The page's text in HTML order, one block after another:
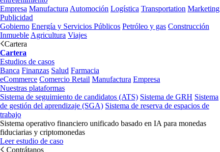
Empresa Manufactura Automoción Logística Transportation Marketing
Publicidad
Gobierno Energía y Servicios Públicos Petróleo y gas Construcción
Inmueble Agricultura Viajes
Cartera
Cartera
Estudios de casos
Banca Finanzas Salud Farmacia
eCommerce Comercio Retail Manufactura Empresa
Nuestras plataformas
Sistema de seguimiento de candidatos (ATS) Sistema de GRH Sistema
de gestión del aprendizaje (SGA) Sistema de reserva de espacios de
trabajo
Sistema operativo financiero unificado basado en IA para monedas
fiduciarias y criptomonedas
Leer estudio de caso
Contrátanos